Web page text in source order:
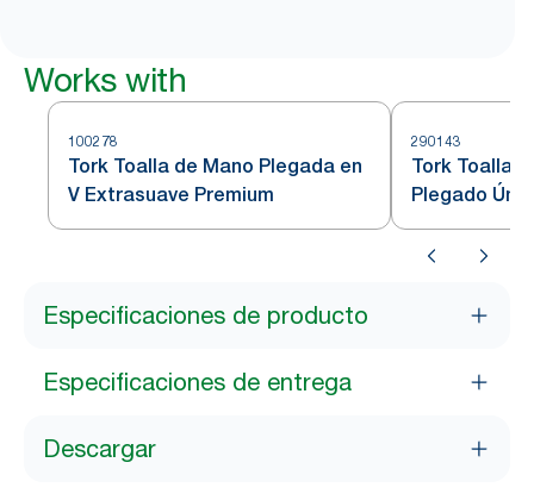
Works with
100278
Tork Toalla de Mano Plegada en
V Extrasuave Premium
290143
Tork Toalla
Plegado
Especificaciones de producto
Especificaciones de entrega
Descargar